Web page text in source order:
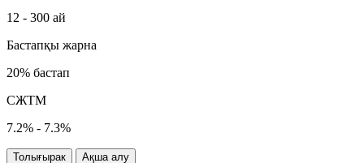
12 - 300 ай
Бастапқы жарна
20% бастап
СЖТМ
7.2% - 7.3%
Толығырак Ақша алу